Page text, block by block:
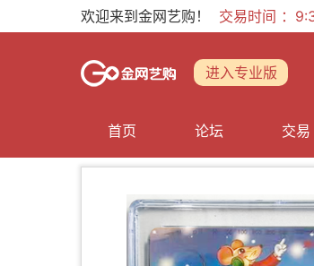
欢迎来到金网艺购！ 交易时间 ：
进入专业版
首页 论坛 交易